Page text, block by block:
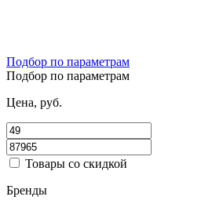
Подбор по параметрам
Подбор по параметрам
Цена, руб.
Товары со скидкой
Бренды